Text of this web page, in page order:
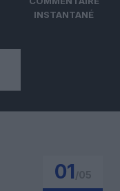
INSTANTANÉ
01